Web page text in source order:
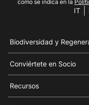
como se indica en la
IT
Biodiversidad y
Conviértete en Socio
Recursos